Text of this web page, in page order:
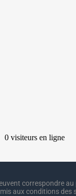
correspondre
aux conditions des